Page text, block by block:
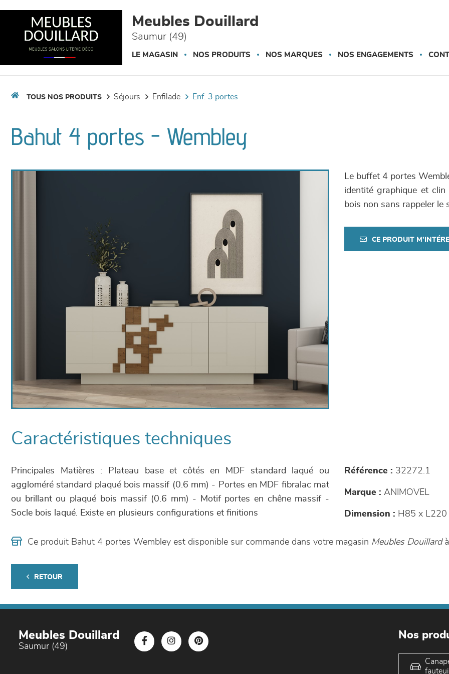
Meubles Douillard
Saumur (49)
LE MAGASIN NOS PRODUITS NOS MARQUES NOS ENGAGEMENTS
TOUS NOS PRODUITS séjours enfilade enf. 3 portes
Bahut 4 portes - Wembley
Le buffet 4 portes
identité graphique et
bois non sans rappeler le
CE PRODUIT
Caractéristiques techniques
Principales Matières : Plateau base et côtés en MDF standard laqué ou
aggloméré standard plaqué bois massif (0.6 mm) - Portes en MDF fibralac mat
ou brillant ou plaqué bois massif (0.6 mm) - Motif portes en chêne massif -
Socle bois laqué. Existe en plusieurs configurations et finitions
Référence : 32272.1
Marque : ANIMOVEL
Dimension : H85 x L220
Ce produit Bahut 4 portes Wembley est disponible sur commande dans votre magasin Meubles Douillardà
RETOUR
Meubles Douillard
Saumur (49)
Nos